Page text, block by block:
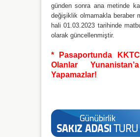
günden sonra ana metinde
değişiklik olmamakla beraber
hali 01.03.2023 tarihinde
olarak güncellenmiştir.
* Pasaportunda
Olanlar
Yapamazlar!